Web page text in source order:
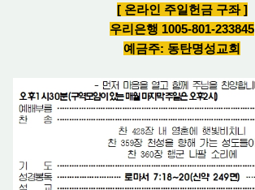
[ 온라인 주일헌금 구좌 ]
우리은행 1005-801-233845
예금주: 동탄명성교회